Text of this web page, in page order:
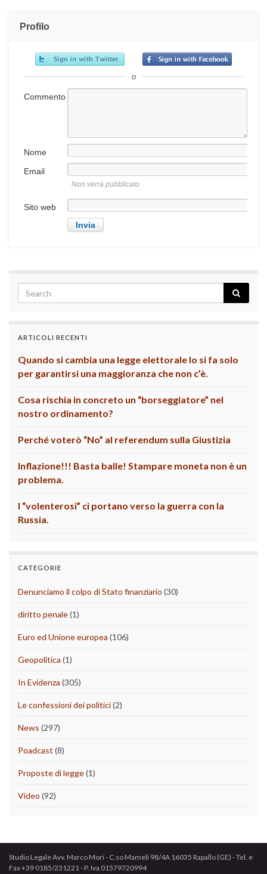
Profilo
o
Commento
Nome
Email
Non verrà pubblicato
Sito web
ARTICOLI RECENTI
Quando si cambia una legge elettorale lo si fa solo
per garantirsi una maggioranza che non c’è.
Cosa rischia in concreto un “borseggiatore” nel
nostro ordinamento?
Perché voterò “No” al referendum sulla Giustizia
Inflazione!!! Basta balle! Stampare moneta non è un
problema.
I “volenterosi” ci portano verso la guerra con la
Russia.
CATEGORIE
Denunciamo il colpo di Stato finanziario (30)
diritto penale(1)
Euro ed Unione europea (106)
Geopolitica (1)
In Evidenza (305)
Le confessioni dei politici(2)
News (297)
Poadcast (8)
Proposte di legge(1)
Video (92)
Studio Legale Avv. Marco Mori - C.so Mameli 98/4A 16035 Rapallo (GE) - Tel. e
Fax +39 0185/231221 - P. Iva 01579720994